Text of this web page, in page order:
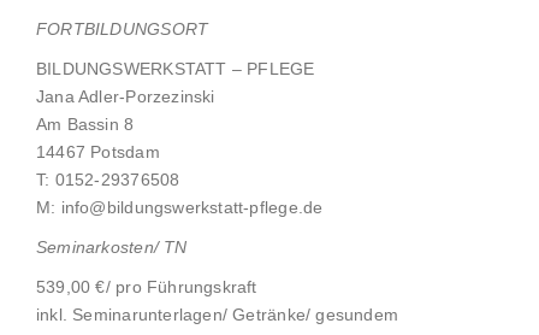
FORTBILDUNGSORT
BILDUNGSWERKSTATT – PFLEGE
Jana Adler-Porzezinski
Am Bassin 8
14467 Potsdam
T: 0152-29376508
M: info@bildungswerkstatt-pflege.de
Seminarkosten/TN
539,00 €/ pro Führungskraft
inkl. Seminarunterlagen/ Getränke/ gesundem